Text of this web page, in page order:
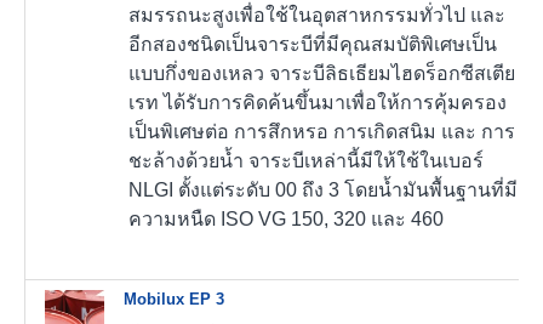
สมรรถนะสูงเพื่อใช้ในอุตสาหกรรมทั่วไป และ
อีกสองชนิดเป็นจาระบีที่มีคุณสมบัติพิเศษเป็น
แบบกึ่งของเหลว จาระบีลิธเธียมไฮดร็อกซีสเตีย
เรท ได้รับการคิดค้นขึ้นมาเพื่อให้การคุ้มครอง
เป็นพิเศษต่อ การสึกหรอ การเกิดสนิม และ การ
ชะล้างด้วยน้ำ จาระบีเหล่านี้มีให้ใช้ในเบอร์
NLGI ตั้งแต่ระดับ 00 ถึง 3 โดยน้ำมันพื้นฐานที่มี
ความหนืด ISO VG 150, 320 และ 460
Mobilux EP 3